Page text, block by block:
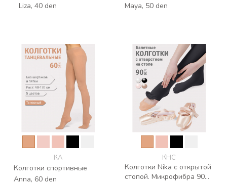
Liza, 40 den
Maya, 50 den
КА
Колготки спортивные
Anna, 60 den
КНС
Колготки Nika с открытой
стопой. Микрофибра 90